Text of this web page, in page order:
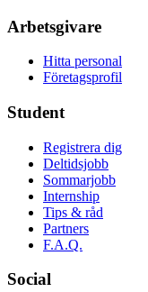
Arbetsgivare
Hitta personal
Företagsprofil
Student
Registrera dig
Deltidsjobb
Sommarjobb
Internship
Tips & råd
Partners
F.A.Q.
Social